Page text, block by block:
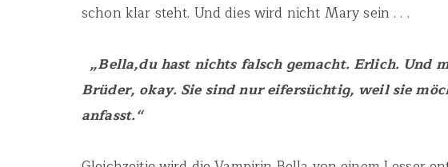
schon klar steht. Und dies wird nicht Mary sein . . .
„Bella,du hast nichts falsch gemacht. Erlich. Und
Brüder, okay. Sie sind nur eifersüchtig, weil sie
anfasst.“